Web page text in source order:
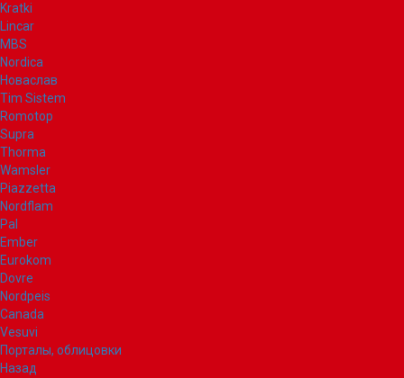
Kratki
Lincar
MBS
Nordica
Новаслав
Tim Sistem
Romotop
Supra
Thorma
Wamsler
Piazzetta
Nordflam
Pal
Ember
Eurokom
Dovre
Nordpeis
Canada
Vesuvi
Порталы, облицовки
Назад